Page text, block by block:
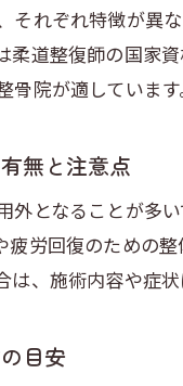
自
整体と
整
保
口
自
それぞれ特徴が異
柔道整復師の国家
院が適していま
無と注意点
外となることが多
疲労回復のための
、施術内容や症
目安